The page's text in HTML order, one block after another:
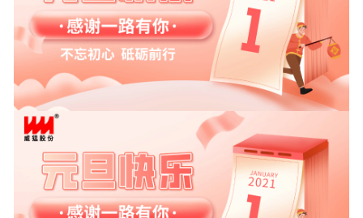
人力资源
案例中心
联系我们